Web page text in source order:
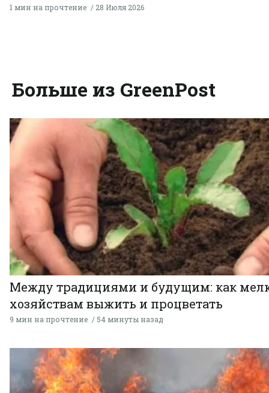
1 мин на прочтение 28 Июля 2026
Больше из GreenPost
Между традициями и будущим: как
хозяйствам выжить и процветать
9 мин на прочтение 54 минуты назад